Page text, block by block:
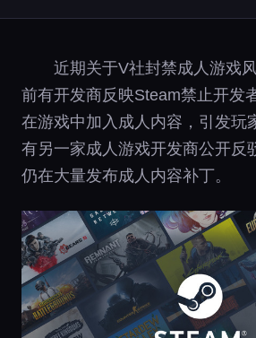
近期关于V社封禁成人游戏
前有开发商反映Steam禁止开发
在游戏中加入成人内容，引发玩
有另一家成人游戏开发商公开反
仍在大量发布成人内容补丁。